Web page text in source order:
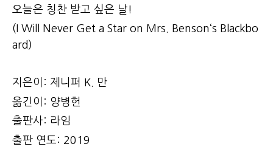
오늘은 칭찬 받고 싶은 날!
(I Will Never Get a Star on Mrs. Benson‘s Blackbo
ard)
지은이: 제니퍼 K. 만
옮긴이: 양병헌
출판사: 라임
출판 연도: 2019